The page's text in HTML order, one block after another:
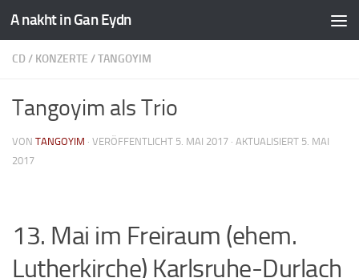
A nakht in Gan Eydn
CD / KONZERTE /TANGOYIM
Tangoyim als Trio
VON TANGOYIM · VERÖFFENTLICHT 5. MAI 2017 · AKTUALISIERT 5. MAI
2017
13. Mai im Freiraum (ehem.
Lutherkirche) Karlsruhe-Durlach